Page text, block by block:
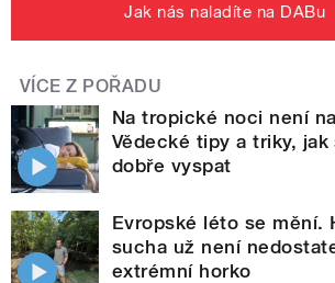
Jak nás naladíte na DABu
VÍCE Z POŘADU
Na tropické noci není
Vědecké tipy a triky,
dobře vyspat
Evropské léto se mění.
sucha už není
extrémní horko